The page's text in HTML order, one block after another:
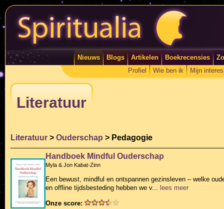
Nieuws Blogs Artikelen Boekrecensies
Profiel
Wie ben ik Mijn
Literatuur
Literatuur > Ouderschap > Pedagogie
Handboek Mindful Ouderschap
Myla & Jon Kabat-Zinn
Een bewust, mindful en ontspannen gezinsleven – welke
en offline tijdsbesteding hebben we v... lees meer
Onze score: